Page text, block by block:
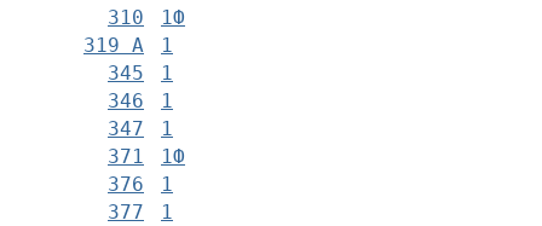
310
1Ф
319 А
1
345
1
346
1
347
1
371
1Ф
376
1
377
1